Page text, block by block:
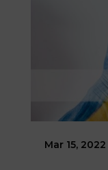
Mar 15, 2022